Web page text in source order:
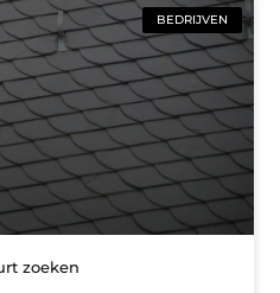
BEDRIJVEN
zoeken